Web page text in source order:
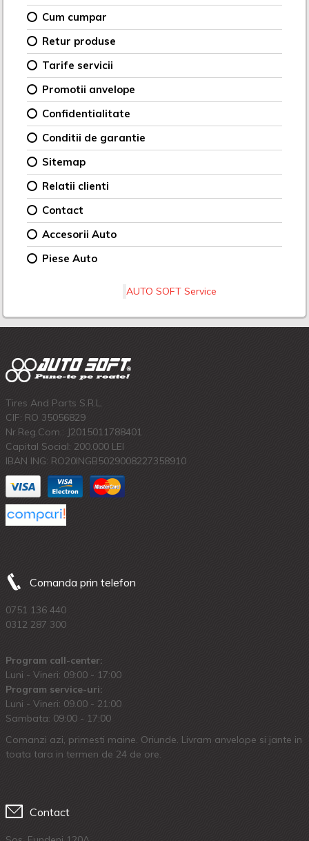
Cum cumpar
Retur produse
Tarife servicii
Promotii anvelope
Confidentialitate
Conditii de garantie
Sitemap
Relatii clienti
Contact
Accesorii Auto
Piese Auto
AUTO SOFT Service
Tires And Parts S.R.L.
CIF: RO 35056829
Nr.Reg.Com.: J2015011788401
Capital Social: 200.000 LEI
IBAN ING: RO20INGB5029008227358910
Comanda prin telefon
0751 136 440
0312 287 300
Program call-center:
Luni - Vineri: 09:00 - 17:00
Program service-uri:
Luni - Vineri: 09.00 - 21:00
Sambata: 09:00 - 17:00
Comanzi azi, primesti maine. Oriunde. Livram anvelope si jante in
toata tara in termen de 24 de ore.
Contact